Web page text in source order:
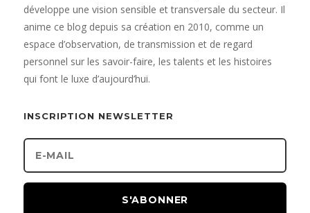
développe une vision sensible et transversale du secteur. Il
anime ce blog depuis sa création en 2010, comme un
espace d’observation, de transmission et de regard
personnel sur les savoir-faire, les talents et les histoires
qui font le luxe d’aujourd’hui.
INSCRIPTION NEWSLETTER
S'ABONNER